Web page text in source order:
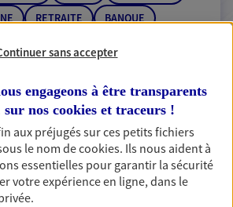
RECHERCHER
RETRAITE BANQUE
à votre
Passer les
résultats
sans accepter
engageons à être transparents
sur nos cookies et traceurs !
aux préjugés sur ces petits fichiers
le nom decookies. Ils nous aident à
essentielles pour garantir la sécurité
votre expérience en ligne, dans le